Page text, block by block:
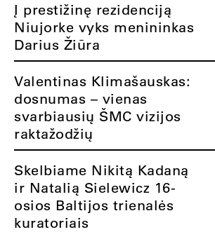
Į prestižinę rezidenciją
Niujorke vyks menininkas
Darius Žiūra
Valentinas Klimašauskas:
dosnumas – vienas
svarbiausių ŠMC vizijos
raktažodžių
Skelbiame Nikitą Kadaną
ir Natalią Sielewicz 16-
osios Baltijos trienalės
kuratoriais